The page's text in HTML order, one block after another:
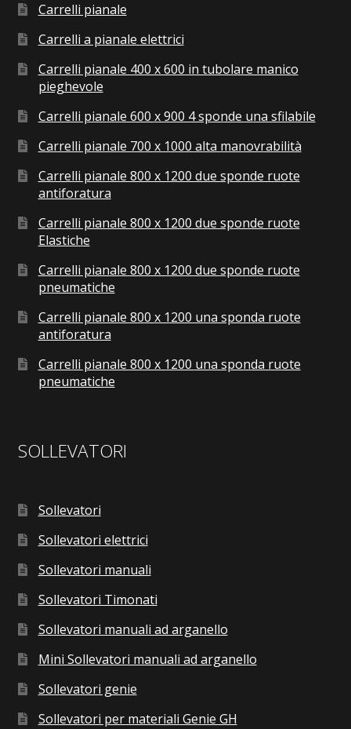
Carrelli pianale
Carrelli a pianale elettrici
Carrelli pianale 400 x 600 in tubolare manico
pieghevole
Carrelli pianale 600 x 900 4 sponde una sfilabile
Carrelli pianale 700 x 1000 alta manovrabilità
Carrelli pianale 800 x 1200 due sponde ruote
antiforatura
Carrelli pianale 800 x 1200 due sponde ruote
Elastiche
Carrelli pianale 800 x 1200 due sponde ruote
pneumatiche
Carrelli pianale 800 x 1200 una sponda ruote
antiforatura
Carrelli pianale 800 x 1200 una sponda ruote
pneumatiche
SOLLEVATORI
Sollevatori
Sollevatori elettrici
Sollevatori manuali
Sollevatori Timonati
Sollevatori manuali ad arganello
Mini Sollevatori manuali ad arganello
Sollevatori genie
Sollevatori per materiali Genie GH